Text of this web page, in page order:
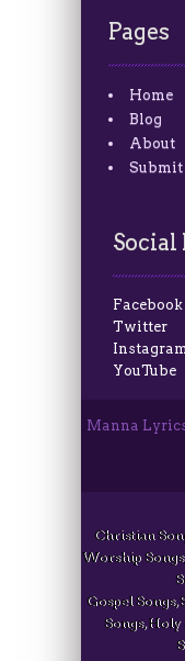
Pages
Home
Blog
About
Social
Facebook
Twitter
Instagram
YouTube
Manna
Christian
Worship
Gospel
Songs,